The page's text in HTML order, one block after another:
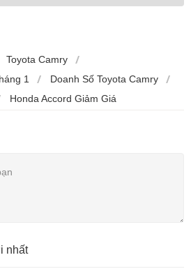
Toyota Camry
1
Doanh Số Toyota Camry
Honda Accord Giảm Giá
nhất